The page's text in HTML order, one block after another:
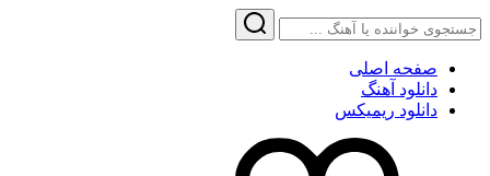
صفحه اصلی
دانلود آهنگ
دانلود ریمیکس